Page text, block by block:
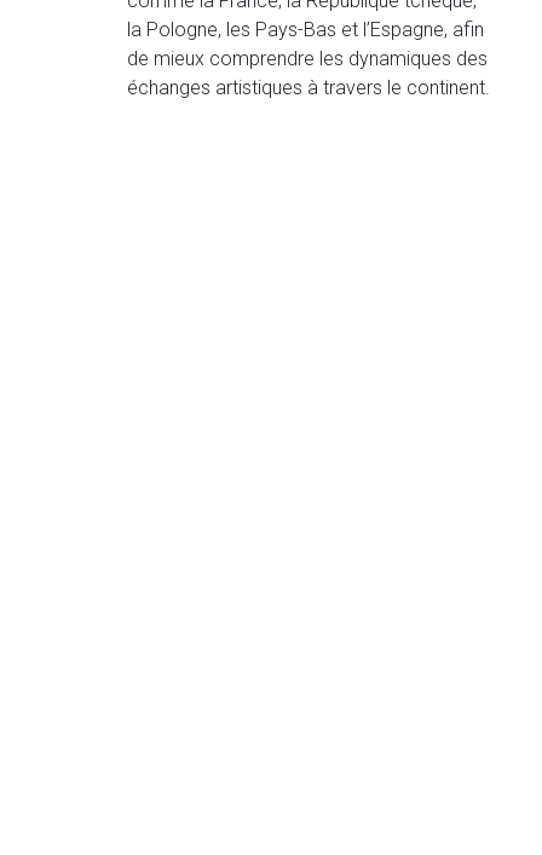
la Pologne, les Pays-Bas et l’Espagne, afin
de mieux comprendre les dynamiques des
échanges artistiques à travers le continent.